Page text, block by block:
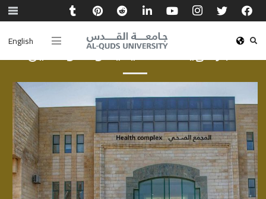
Englishأخبار الهيئة الأكاديمية والموظفين